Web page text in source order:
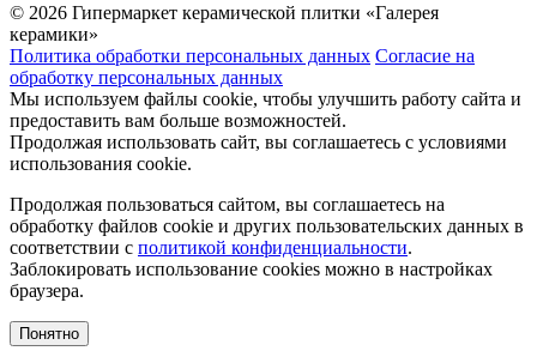
© 2026 Гипермаркет керамической плитки «Галерея
керамики»
Политика обработки персональных данных Согласие на
обработку персональных данных
Мы используем файлы cookie, чтобы улучшить работу сайта и
предоставить вам больше возможностей.
Продолжая использовать сайт, вы соглашаетесь с условиями
использования cookie.
Продолжая пользоваться сайтом, вы соглашаетесь на
обработку файлов cookie и других пользовательских данных в
соответствии с политикой конфиденциальности.
Заблокировать использование cookies можно в настройках
браузера.
Понятно